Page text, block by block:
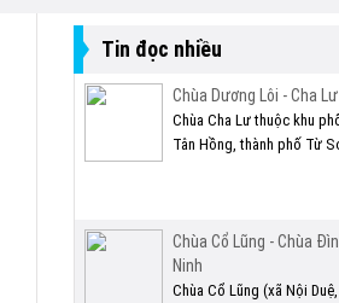
Tin đọc nhiều
Chùa Dương Lôi - Cha
Chùa Cha Lư thuộc khu
Tân Hồng, thành phố Từ
Chùa Cổ Lũng - Chùa
Ninh
Chùa Cổ Lũng (xã Nội